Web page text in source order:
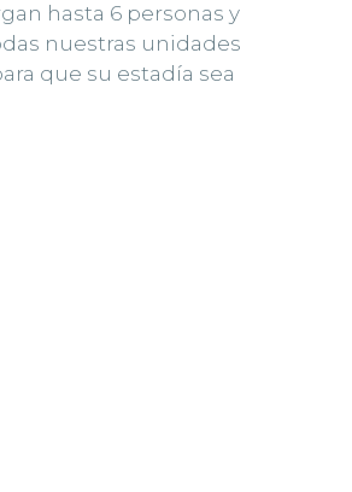
hasta 6 personas y
nuestras unidades
que su estadía sea